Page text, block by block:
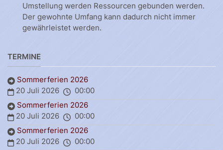
Umstellung werden Ressourcen gebunden werden.
Der gewohnte Umfang kann dadurch nicht immer
gewährleistet werden.
TERMINE
Sommerferien 2026
20 Juli 2026
00:00
Sommerferien 2026
20 Juli 2026
00:00
Sommerferien 2026
20 Juli 2026
00:00